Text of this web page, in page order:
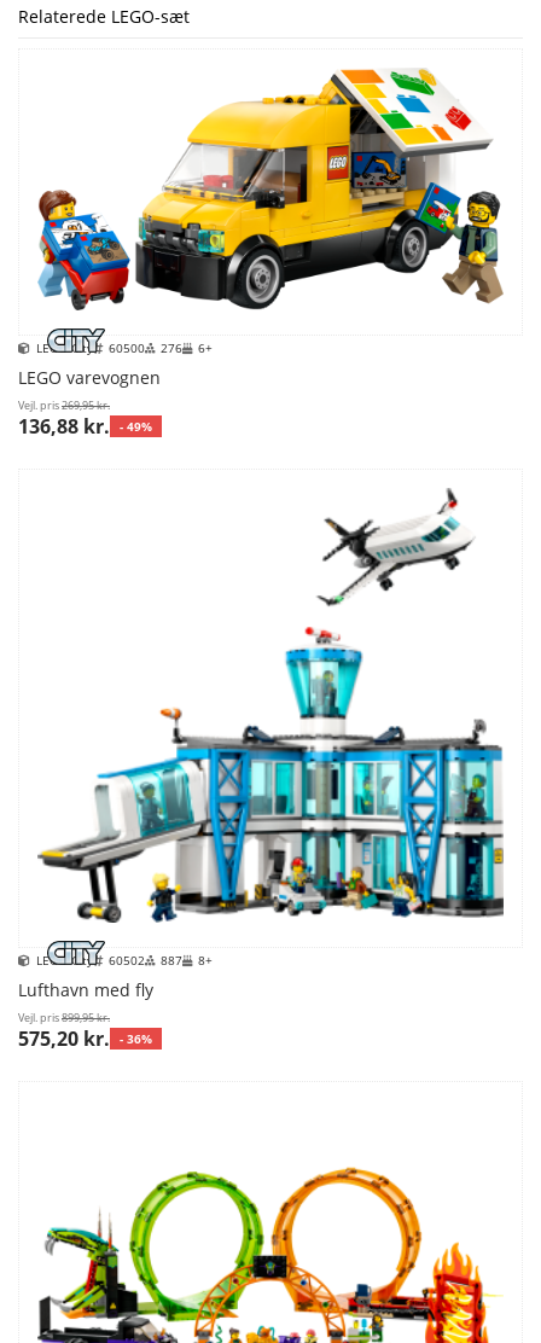
Relaterede LEGO-sæt
LEGO City 60500 276 6+
LEGO varevognen
Vejl. pris269,95 kr.
136,88 kr. - 49%
LEGO City 60502 887 8+
Lufthavn med fly
Vejl. pris899,95 kr.
575,20 kr. - 36%